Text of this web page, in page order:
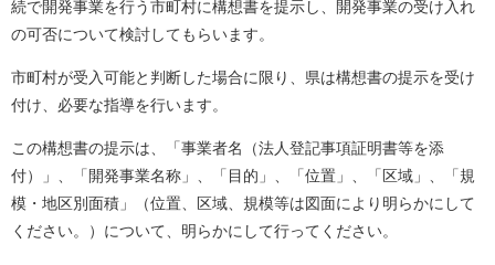
続で開発事業を行う市町村に構想書を提示し、開発事業の受け入れ
の可否について検討してもらいます。
市町村が受入可能と判断した場合に限り、県は構想書の提示を受け
付け、必要な指導を行います。
この構想書の提示は、「事業者名（法人登記事項証明書等を添
付）」、「開発事業名称」、「目的」、「位置」、「区域」、「規
模・地区別面積」（位置、区域、規模等は図面により明らかにして
ください。）について、明らかにして行ってください。